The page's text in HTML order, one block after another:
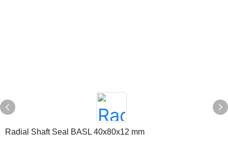
Radial Shaft Seal BASL 40x80x12 mm